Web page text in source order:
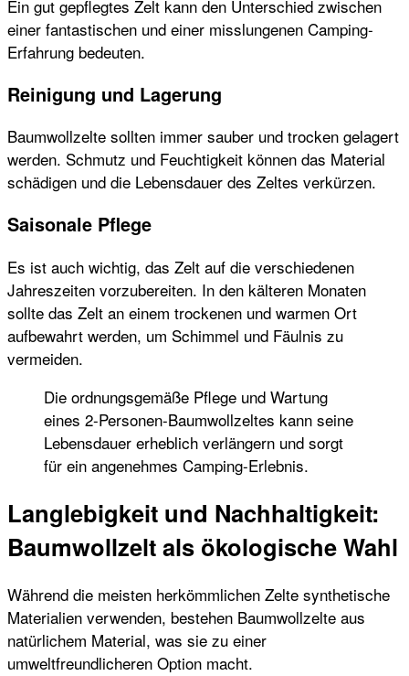
Ein gut gepflegtes Zelt kann den Unterschied zwischen
einer fantastischen und einer misslungenen Camping-
Erfahrung bedeuten.
Reinigung und Lagerung
Baumwollzelte sollten immer sauber und trocken gelagert
werden. Schmutz und Feuchtigkeit können das Material
schädigen und die Lebensdauer des Zeltes verkürzen.
Saisonale Pflege
Es ist auch wichtig, das Zelt auf die verschiedenen
Jahreszeiten vorzubereiten. In den kälteren Monaten
sollte das Zelt an einem trockenen und warmen Ort
aufbewahrt werden, um Schimmel und Fäulnis zu
vermeiden.
Die ordnungsgemäße Pflege und Wartung
eines 2-Personen-Baumwollzeltes kann seine
Lebensdauer erheblich verlängern und sorgt
für ein angenehmes Camping-Erlebnis.
Langlebigkeit und Nachhaltigkeit:
Baumwollzelt als ökologische Wahl
Während die meisten herkömmlichen Zelte synthetische
Materialien verwenden, bestehen Baumwollzelte aus
natürlichem Material, was sie zu einer
umweltfreundlicheren Option macht.